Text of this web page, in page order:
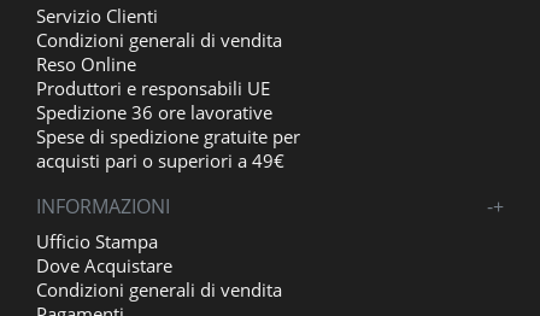
Servizio Clienti
Condizioni generali di vendita
Reso Online
Produttori e responsabili UE
Spedizione 36 ore lavorative
Spese di spedizione gratuite per
acquisti pari o superiori a 49€
INFORMAZIONI +
-
Ufficio Stampa
Dove Acquistare
Condizioni generali di vendita